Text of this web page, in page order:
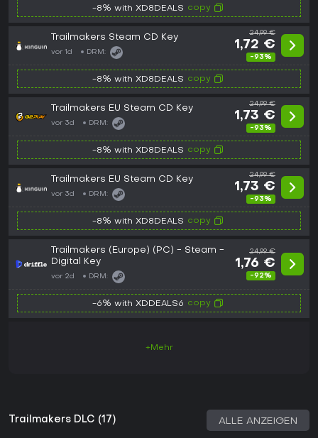
-8% with XD8DEALS copy
Trailmakers Steam CD Key
vor 1d DRM:
24,99 €
1,72 €
-93%
-8% with XD8DEALS copy
Trailmakers EU Steam CD Key
vor 3d DRM:
24,99 €
1,73 €
-93%
-8% with XD8DEALS copy
Trailmakers EU Steam CD Key
vor 3d DRM:
24,99 €
1,73 €
-93%
-8% with XD8DEALS copy
Trailmakers (Europe) (PC) - Steam -
Digital Key
vor 2d DRM:
24,99 €
1,76 €
-92%
-6% with XDDEALS6 copy
+Mehr
Trailmakers DLC (17) ALLE ANZEIGEN